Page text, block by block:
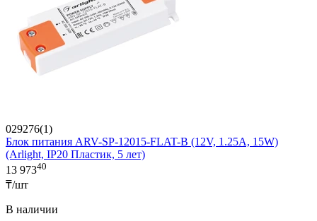
029276(1)
Блок питания ARV-SP-12015-FLAT-B (12V, 1.25A, 15W)
(Arlight, IP20 Пластик, 5 лет)
13 97340
₸/шт
В наличии